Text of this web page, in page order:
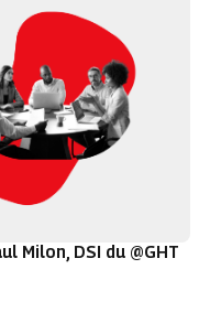
Milon, DSI du @GHT